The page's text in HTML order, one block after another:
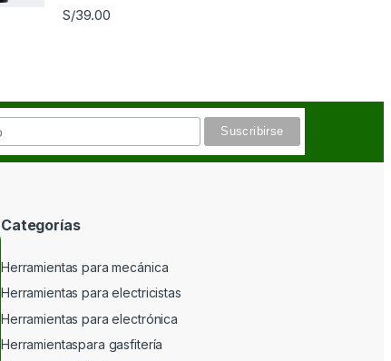
S/39.00
Categorías
Herramientas para mecánica
Herramientas para electricistas
Herramientas para electrónica
Herramientaspara gasfitería